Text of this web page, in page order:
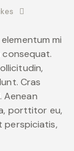
mi
consequat.
Cras
Aenean
porttitor eu,
perspiciatis,